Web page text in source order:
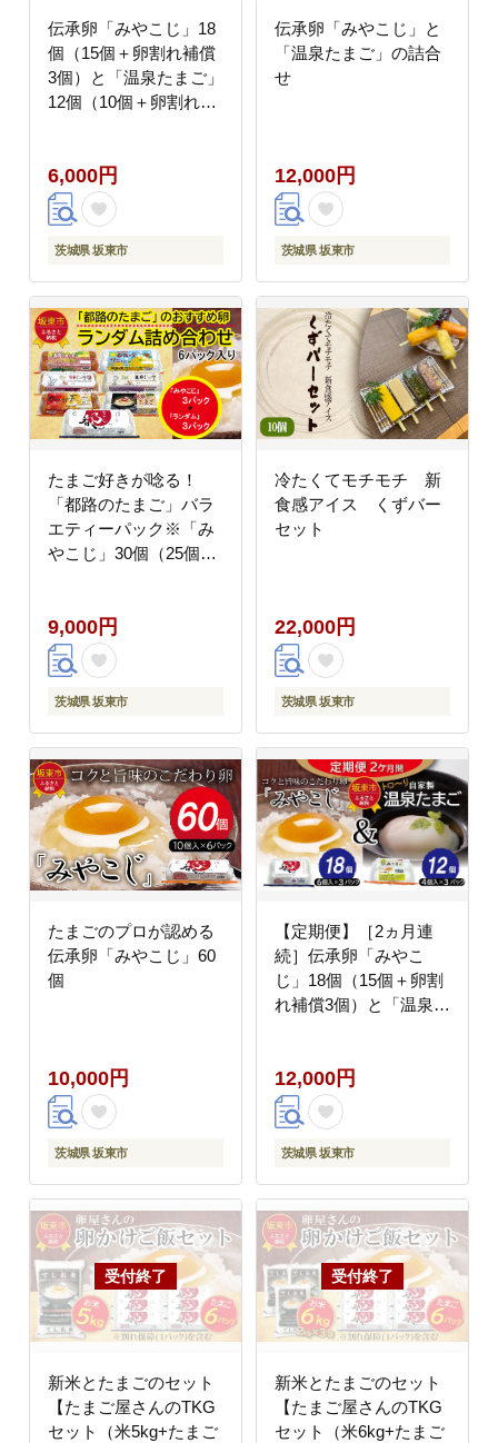
伝承卵「みやこじ」18
個（15個＋卵割れ補償
3個）と「温泉たまご」
12個（10個＋卵割れ補
6,000円
茨城県 坂東市
伝承卵「みやこじ」と
「温泉たまご」の詰合
せ
12,000円
茨城県 坂東市
たまご好きが唸る！
「都路のたまご」バラ
エティーパック※「み
やこじ」30個（25個＋
卵割れ補償5個）
9,000円
茨城県 坂東市
冷たくてモチモチ 新
食感アイス くずバー
セット
22,000円
茨城県 坂東市
たまごのプロが認める
伝承卵「みやこじ」60
個
10,000円
茨城県 坂東市
【定期便】［2ヵ月連
続］伝承卵「みやこ
じ」18個（15個＋卵割
れ補償3個）と「温泉た
12,000円
茨城県 坂東市
新米とたまごのセット
【たまご屋さんのTKG
セット（米5kg+たまご
新米とたまごのセット
【たまご屋さんのTKG
セット（米6kg+たまご